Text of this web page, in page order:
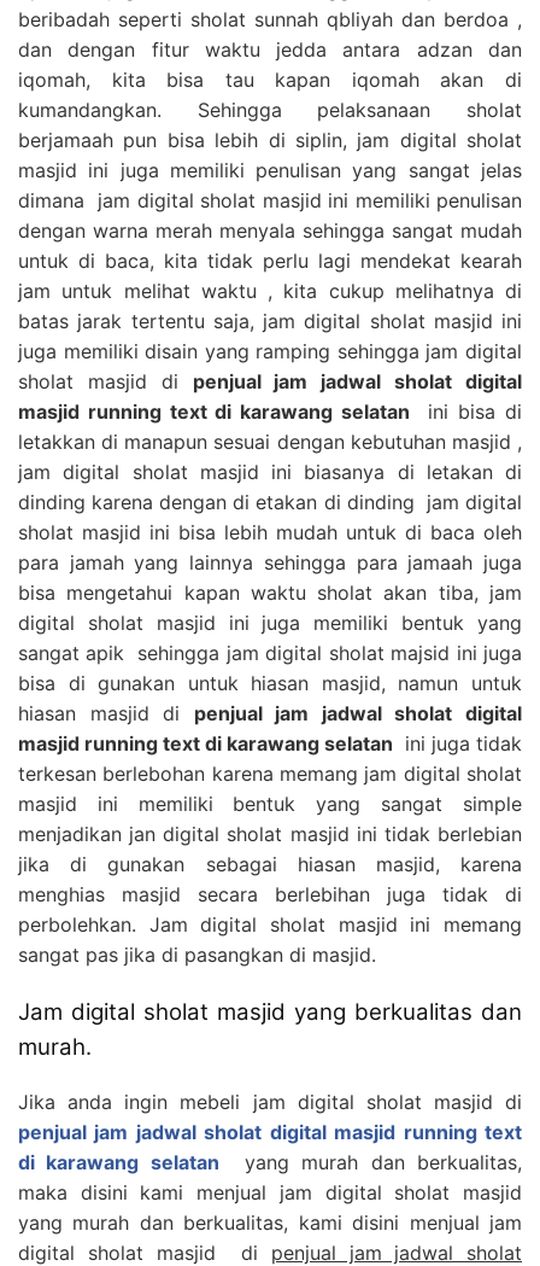
beribadah seperti sholat sunnah qbliyah dan berdoa ,
dan dengan fitur waktu jedda antara adzan dan
iqomah, kita bisa tau kapan iqomah akan di
kumandangkan. Sehingga pelaksanaan sholat
berjamaah pun bisa lebih di siplin, jam digital sholat
masjid ini juga memiliki penulisan yang sangat jelas
dimana jam digital sholat masjid ini memiliki penulisan
dengan warna merah menyala sehingga sangat mudah
untuk di baca, kita tidak perlu lagi mendekat kearah
jam untuk melihat waktu , kita cukup melihatnya di
batas jarak tertentu saja, jam digital sholat masjid ini
juga memiliki disain yang ramping sehingga jam digital
sholat masjid di penjual jam jadwal sholat digital
masjid running text di karawang selatan ini bisa di
letakkan di manapun sesuai dengan kebutuhan masjid ,
jam digital sholat masjid ini biasanya di letakan di
dinding karena dengan di etakan di dinding jam digital
sholat masjid ini bisa lebih mudah untuk di baca oleh
para jamah yang lainnya sehingga para jamaah juga
bisa mengetahui kapan waktu sholat akan tiba, jam
digital sholat masjid ini juga memiliki bentuk yang
sangat apik sehingga jam digital sholat majsid ini juga
bisa di gunakan untuk hiasan masjid, namun untuk
hiasan masjid di penjual jam jadwal sholat digital
masjid running text di karawang selatan ini juga tidak
terkesan berlebohan karena memang jam digital sholat
masjid ini memiliki bentuk yang sangat simple
menjadikan jan digital sholat masjid ini tidak berlebian
jika di gunakan sebagai hiasan masjid, karena
menghias masjid secara berlebihan juga tidak di
perbolehkan. Jam digital sholat masjid ini memang
sangat pas jika di pasangkan di masjid.
Jam digital sholat masjid yang berkualitas dan
murah.
Jika anda ingin mebeli jam digital sholat masjid di
penjual jam jadwal sholat digital masjid running text
di karawang selatan yang murah dan berkualitas,
maka disini kami menjual jam digital sholat masjid
yang murah dan berkualitas, kami disini menjual jam
digital sholat masjid di penjual jam jadwal sholat